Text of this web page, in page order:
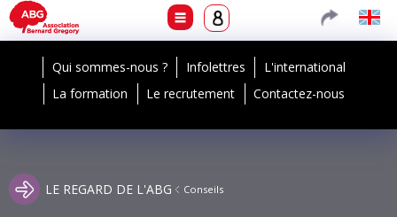
Qui sommes-nous ? Infolettres
L'international
La formation
Le recrutement Contactez-nous
LE REGARD DE L'ABG Conseils